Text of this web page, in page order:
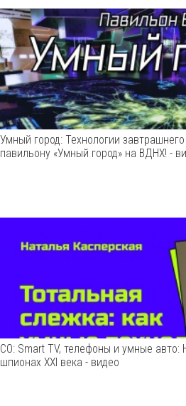
Умный город: Технологии
павильону «Умный город» на ВДНХ! -
СО: Smart TV, телефоны и умные авто:
шпионах XXI века - видео